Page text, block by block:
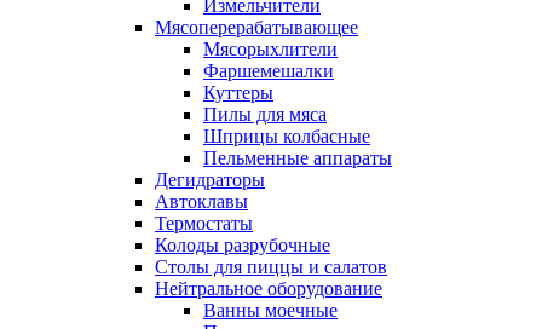
Измельчители
Мясоперерабатывающее
Мясорыхлители
Фаршемешалки
Куттеры
Пилы для мяса
Шприцы колбасные
Пельменные аппараты
Дегидраторы
Автоклавы
Термостаты
Колоды разрубочные
Столы для пиццы и салатов
Нейтральное оборудование
Ванны моечные